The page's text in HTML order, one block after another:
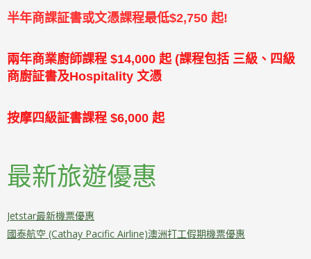
半年商課証書或文憑課程最低$2,750 起!
兩年商業廚師課程 $14,000 起 (課程包括 三級、四級
商廚証書及Hospitality 文憑
按摩四級証書課程 $6,000 起
最新旅遊優惠
Jetstar最新機票優惠
國泰航空 (Cathay Pacific Airline)澳洲打工假期機票優惠